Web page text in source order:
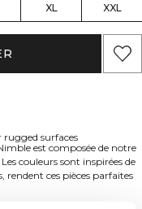
XL XXL
surfaces
est composée de notre
couleurs sont inspirées de
rendent ces pièces parfaites